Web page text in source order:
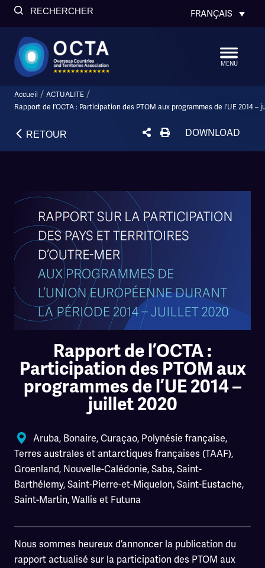
RECHERCHER FRANÇAIS
MENU
Accueil / ACTUALITE /
Rapport de l’OCTA : Participation des PTOM aux programmes de l’UE 2014 –
RETOUR DOWNLOAD
Rapport de l’OCTA :
Participation des PTOM aux
programmes de l’UE 2014 –
juillet 2020
Aruba, Bonaire,Curaçao, Polynésie française,
Terres australes et antarctiques françaises (TAAF),
Groenland, Nouvelle-Calédonie,Saba,Saint-
Barthélemy,Saint-Pierre-et-Miquelon,Saint-Eustache,
Saint-Martin,Wallis et Futuna
Nous sommes heureux d’annoncer la publication du
rapport actualisé sur la participation des PTOM aux